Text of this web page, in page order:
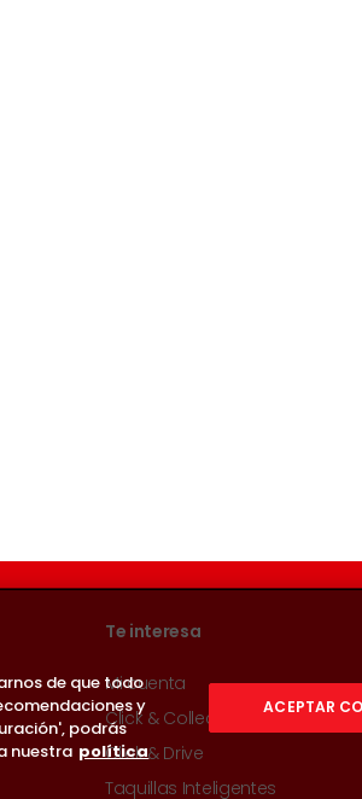
Te interesa
Mi cuenta
Click & Collect
Click & Drive
Taquillas Inteligentes
de que todo
y
podrás
nuestra política
ACEPTAR